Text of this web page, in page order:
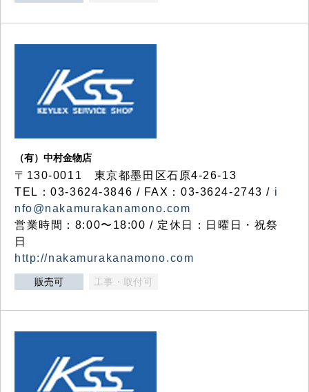
（有）中村金物店
〒130-0011 東京都墨田区石原4-26-13
TEL：03-3624-3846 / FAX：03-3624-2743 / i
nfo@nakamurakanamono.com
営業時間：8:00〜18:00 / 定休日：日曜日・祝祭
日
http://nakamurakanamono.com
販売可 工事・取付可